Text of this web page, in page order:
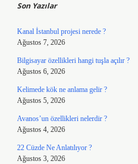
Son Yazılar
Kanal İstanbul projesi nerede ?
Ağustos 7, 2026
Bilgisayar özellikleri hangi tuşla açılır ?
Ağustos 6, 2026
Kelimede kök ne anlama gelir ?
Ağustos 5, 2026
Avanos’un özellikleri nelerdir ?
Ağustos 4, 2026
22 Cüzde Ne Anlatılıyor ?
Ağustos 3, 2026